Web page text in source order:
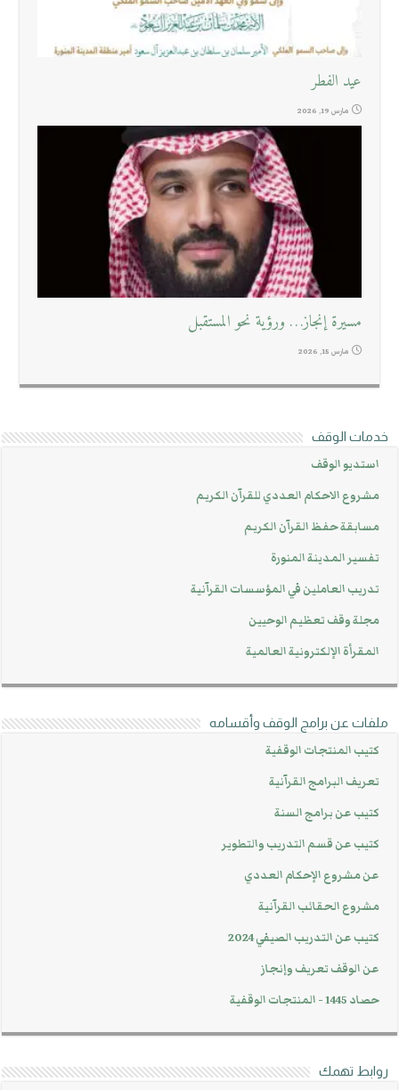
عيد الفطر
مارس 19, 2026
مسيرة إنجاز… ورؤية نحو المستقبل
مارس 15, 2026
خدمات الوقف
استديو الوقف
مشروع الاحكام العددي للقرآن الكريم
مسابقة حفظ القرآن الكريم
تفسير المدينة المنورة
تدريب العاملين في المؤسسات القرآنية
مجلة وقف تعظيم الوحيين
المقرأة الإلكترونية العالمية
ملفات عن برامج الوقف وأقسامه
كتيب المنتجات الوقفية
تعريف البرامج القرآنية
كتيب عن برامج السنة
كتيب عن قسم التدريب والتطوير
عن مشروع الإحكام العددي
مشروع الحقائب القرآنية
كتيب عن التدريب الصيفي 2024
عن الوقف تعريف وإنجاز
حصاد 1445 - المنتجات الوقفية
روابط تهمك